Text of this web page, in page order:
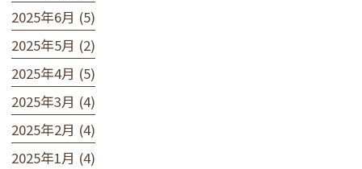
2025年6月 (5)
2025年5月 (2)
2025年4月 (5)
2025年3月 (4)
2025年2月 (4)
2025年1月 (4)